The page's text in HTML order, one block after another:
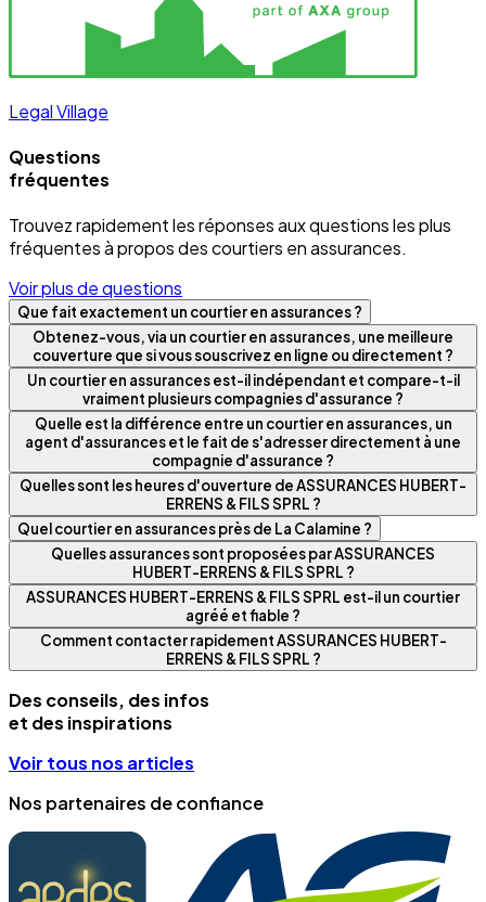
Legal Village
Questions
fréquentes
Trouvez rapidement les réponses aux questions les plus
fréquentes à propos des courtiers en assurances.
Voir plus de questions
Que fait exactement un courtier en assurances ?
Obtenez-vous, via un courtier en assurances, une meilleure
couverture que si vous souscrivez en ligne ou directement ?
Un courtier en assurances est-il indépendant et compare-t-il
vraiment plusieurs compagnies d'assurance ?
Quelle est la différence entre un courtier en assurances, un
agent d'assurances et le fait de s'adresser directement à une
compagnie d'assurance ?
Quelles sont les heures d'ouverture de ASSURANCES HUBERT-
ERRENS & FILS SPRL ?
Quel courtier en assurances près de La Calamine ?
Quelles assurances sont proposées par ASSURANCES
HUBERT-ERRENS & FILS SPRL ?
ASSURANCES HUBERT-ERRENS & FILS SPRL est-il un courtier
agréé et fiable ?
Comment contacter rapidement ASSURANCES HUBERT-
ERRENS & FILS SPRL ?
Des conseils, des infos
et des inspirations
Voir tous nos articles
Nos partenaires de confiance